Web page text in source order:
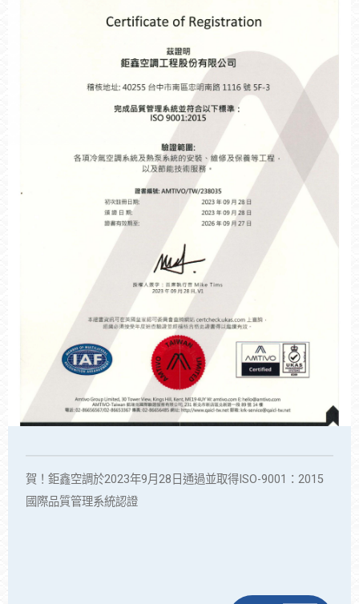
賀！鉅鑫空調於2023年9月28日通過並取得ISO-9001：2015
國際品質管理系統認證